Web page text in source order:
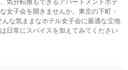
気分転換もできるアパートメントホテ
女子会を開きませんか。東京の下町・
な気ままなホテル女子会に最適な立地
日常にスパイスを加えてみてください